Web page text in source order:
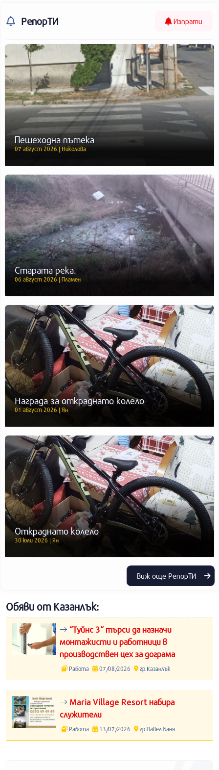
РепорТИ Изпрати
Пешеходна пътека
07 август 2026 | Николова
Старата река.
06 август 2026 | Пламен
Награда за откраднато колело
01 август 2026 | Ян
Откраднато колело
30 юли 2026 | Ян
Виж още РепорТИ
Обяви от Казанлък:
“Туйнс 3“ търси да назначи
монтажисти и работници в
производствен цех за дограма
Работа 07/08/2026 гр.Казанлък
Maria Village Resort набира
служители
Работа 13/07/2026 гр.Павел Баня